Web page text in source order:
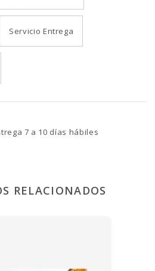
Servicio Entrega
7 a 10 días hábiles
RELACIONADOS